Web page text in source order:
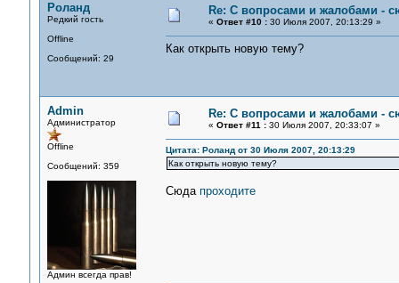
Роланд
Редкий гость
Offline
Сообщений: 29
Re: С вопросами и жалобами -
« Ответ #10 :30 Июля 2007, 20:13:29 »
Как открыть новую тему?
Admin
Администратор
Offline
Сообщений: 359
Админ всегда прав!
Re: С вопросами и жалобами -
« Ответ #11 :30 Июля 2007, 20:33:07 »
Цитата: Роланд от 30 Июля 2007, 20:13:29
Как открыть новую тему?
Сюда проходите